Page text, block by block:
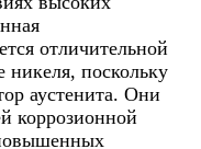
отличительной
никеля, поскольку
аустенита. Они
коррозионной